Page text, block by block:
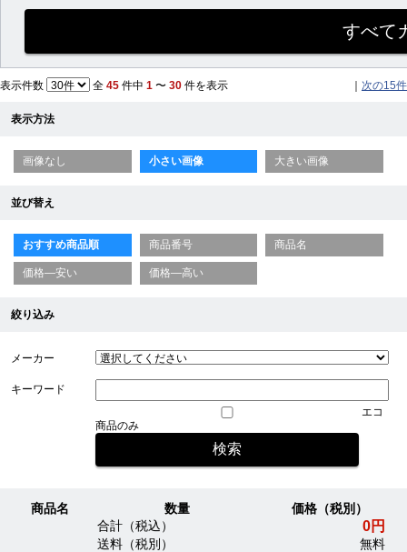
表示件数 全 45 件中 1 〜 30 件を表示 次の15件
表示方法
画像なし 小さい画像 大きい画像
並び替え
おすすめ商品順 商品番号 商品名
価格—安い 価格—高い
絞り込み
メーカー
キーワード
エコ
商品のみ
商品名 数量
価格（税別）
合計（税込）
0円
送料（税別）
無料